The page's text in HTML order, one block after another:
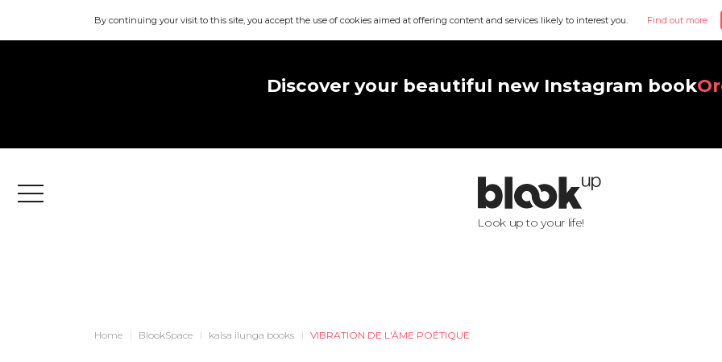
By continuing your visit to this site, you accept the use of cookies aimed at offering content and services likely to interest you. Find out more
Discover your beautiful new Instagram book
Menu
Look up to your life!
Home BlookSpace kaisa ilunga books VIBRATION DE L'ÂME POÉTIQUE